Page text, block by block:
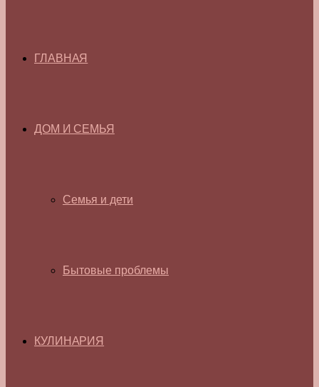
ГЛАВНАЯ
ДОМ И СЕМЬЯ
Семья и дети
Бытовые проблемы
КУЛИНАРИЯ